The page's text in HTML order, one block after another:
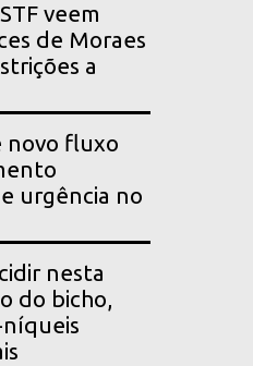
veem
de Moraes
a
novo fluxo
urgência no
nesta
do bicho,
níqueis